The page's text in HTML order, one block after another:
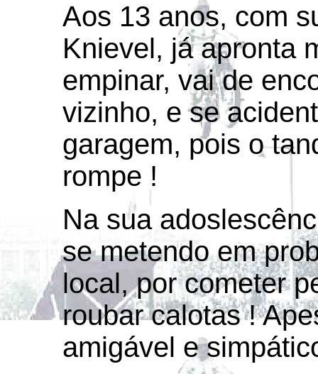
Aos 13 anos, com
Knievel, já apronta
empinar, vai de
vizinho, e se
garagem, pois o
rompe !
Na sua
se metendo em
local, por cometer
roubar calotas !
amigável e